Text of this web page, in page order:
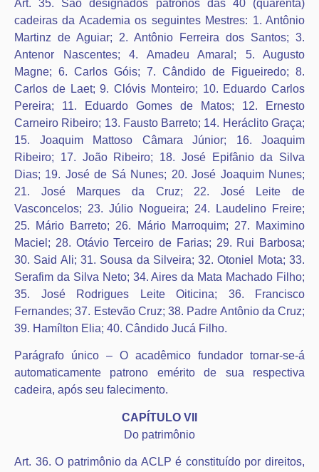
Art. 35. São designados patronos das 40 (quarenta)
cadeiras da Academia os seguintes Mestres: 1. Antônio
Martinz de Aguiar; 2. Antônio Ferreira dos Santos; 3.
Antenor Nascentes; 4. Amadeu Amaral; 5. Augusto
Magne; 6. Carlos Góis; 7. Cândido de Figueiredo; 8.
Carlos de Laet; 9. Clóvis Monteiro; 10. Eduardo Carlos
Pereira; 11. Eduardo Gomes de Matos; 12. Ernesto
Carneiro Ribeiro; 13. Fausto Barreto; 14. Heráclito Graça;
15. Joaquim Mattoso Câmara Júnior; 16. Joaquim
Ribeiro; 17. João Ribeiro; 18. José Epifânio da Silva
Dias; 19. José de Sá Nunes; 20. José Joaquim Nunes;
21. José Marques da Cruz; 22. José Leite de
Vasconcelos; 23. Júlio Nogueira; 24. Laudelino Freire;
25. Mário Barreto; 26. Mário Marroquim; 27. Maximino
Maciel; 28. Otávio Terceiro de Farias; 29. Rui Barbosa;
30. Said Ali; 31. Sousa da Silveira; 32. Otoniel Mota; 33.
Serafim da Silva Neto; 34. Aires da Mata Machado Filho;
35. José Rodrigues Leite Oiticina; 36. Francisco
Fernandes; 37. Estevão Cruz; 38. Padre Antônio da Cruz;
39. Hamílton Elia; 40. Cândido Jucá Filho.
Parágrafo único – O acadêmico fundador tornar-se-á
automaticamente patrono emérito de sua respectiva
cadeira, após seu falecimento.
CAPÍTULO VII
Do patrimônio
Art. 36. O patrimônio da ACLP é constituído por direitos,